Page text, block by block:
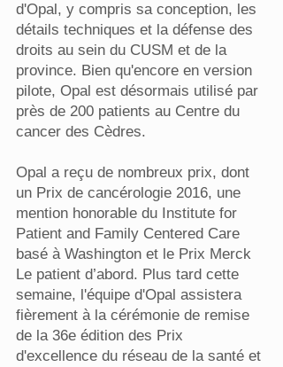
d'Opal, y compris sa conception, les
détails techniques et la défense des
droits au sein du CUSM et de la
province. Bien qu'encore en version
pilote, Opal est désormais utilisé par
près de 200 patients au Centre du
cancer des Cèdres.
Opal a reçu de nombreux prix, dont
un Prix de cancérologie 2016, une
mention honorable du Institute for
Patient and Family Centered Care
basé à Washington et le Prix Merck
Le patient d’abord. Plus tard cette
semaine, l'équipe d'Opal assistera
fièrement à la cérémonie de remise
de la 36e édition des Prix
d'excellence du réseau de la santé et